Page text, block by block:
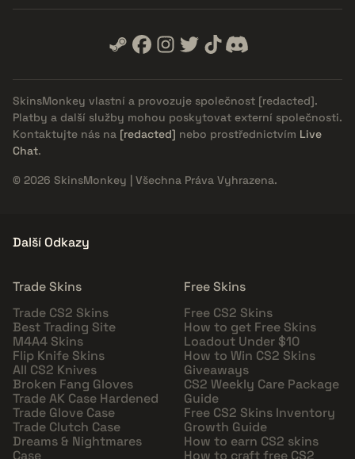
SkinsMonkey vlastní a provozuje společnost [redacted].
Platby a další služby mohou poskytovat externí společnosti.
Kontaktujte nás na [redacted] nebo prostřednictvím Live
Chat.
© 2026 SkinsMonkey | Všechna Práva Vyhrazena.
Další Odkazy
Trade Skins
Trade CS2 Skins
Best Trading Site
M4A4 Skins
Flip Knife Skins
All CS2 Knives
Broken Fang Gloves
Trade AK Case Hardened
Trade Glove Case
Trade Clutch Case
Dreams & Nightmares
Case
Free Skins
Free CS2 Skins
How to get Free Skins
Loadout Under $10
How to Win CS2 Skins
Giveaways
CS2 Weekly Care Package
Guide
Free CS2 Skins Inventory
Growth Guide
How to earn CS2 skins
How to craft free CS2